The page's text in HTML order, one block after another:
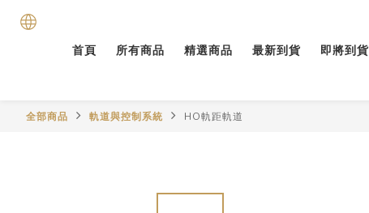
首頁 所有商品 精選商品 最新到貨 即將到貨
全部商品 軌道與控制系統 HO軌距軌道